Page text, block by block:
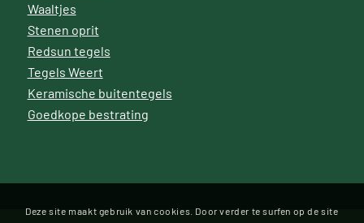
Waaltjes
Stenen oprit
Redsun tegels
Tegels Weert
Keramische buitentegels
Goedkope bestrating
Deze site maakt gebruik van cookies. Door verder te surfen op de site